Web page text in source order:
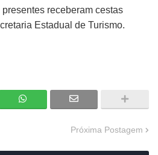
receberam cestas
Estadual de Turismo.
Próxima Postagem